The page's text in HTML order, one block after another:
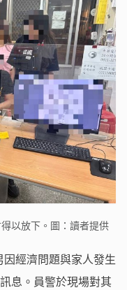
以放下。圖：讀者提供
經濟問題與家人發生
息。員警於現場對其